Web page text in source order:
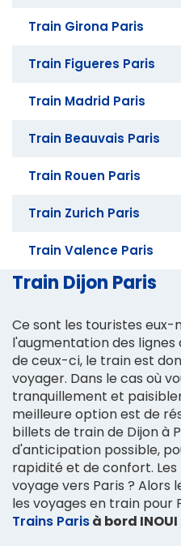
Train Girona Paris
Train Figueres Paris
Train Madrid Paris
Train Beauvais Paris
Train Rouen Paris
Train Zurich Paris
Train Valence Paris
Train Dijon Paris
Ce sont les touristes
l'augmentation des
de ceux-ci, le train est
voyager. Dans le cas où
tranquillement et
meilleure option est de
billets de train de Dijon à
d'anticipation possible,
rapidité et de confort.
voyage vers Paris ? Alors
les voyages en train pour
Trains Parisà bord